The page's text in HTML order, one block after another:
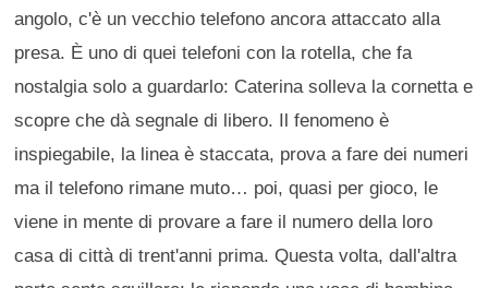
angolo, c'è un vecchio telefono ancora attaccato alla
presa. È uno di quei telefoni con la rotella, che fa
nostalgia solo a guardarlo: Caterina solleva la cornetta e
scopre che dà segnale di libero. Il fenomeno è
inspiegabile, la linea è staccata, prova a fare dei numeri
ma il telefono rimane muto… poi, quasi per gioco, le
viene in mente di provare a fare il numero della loro
casa di città di trent'anni prima. Questa volta, dall'altra